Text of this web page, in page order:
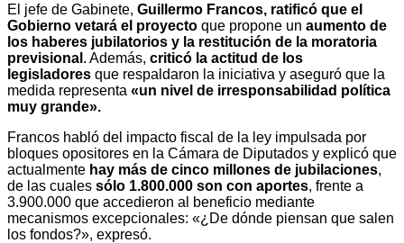
El jefe de Gabinete, Guillermo Francos, ratificó que el
Gobierno vetará el proyecto que propone un aumento de
los haberes jubilatorios y la restitución de la moratoria
previsional . Además, criticó la actitud de los
legisladores que respaldaron la iniciativa y aseguró que la
medida representa «un nivel de irresponsabilidad política
muy grande».
Francos habló del impacto fiscal de la ley impulsada por
bloques opositores en la Cámara de Diputados y explicó que
actualmente hay más de cinco millones de jubilaciones,
de las cuales sólo 1.800.000 son con aportes, frente a
3.900.000 que accedieron al beneficio mediante
mecanismos excepcionales: «¿De dónde piensan que salen
los fondos?», expresó.